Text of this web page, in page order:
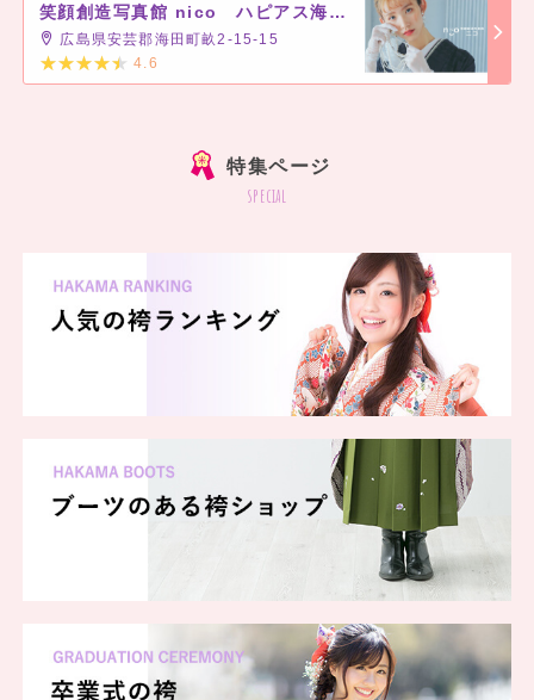
笑顔創造写真館 nico ハピアス海田店
広島県安芸郡海田町畝2-15-15
4.6
特集ページ
special